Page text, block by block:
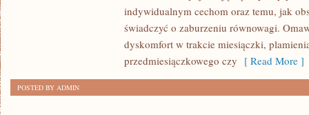
indywidualnym cechom oraz temu, jak
świadczyć o zaburzeniu równowagi.
dyskomfort w trakcie miesiączki,
przedmiesiączkowego czy [ Read More ]
POSTED BY ADMIN